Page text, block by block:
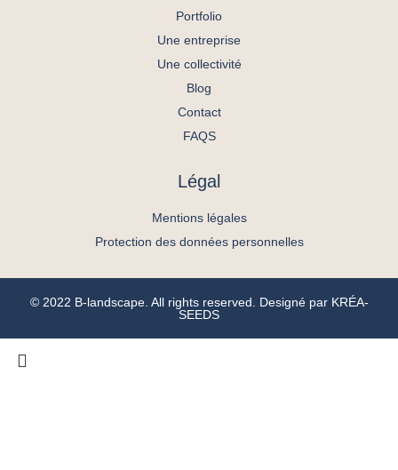
Portfolio
Une entreprise
Une collectivité
Blog
Contact
FAQS
Légal
Mentions légales
Protection des données personnelles
© 2022 B-landscape. All rights reserved. Designé par KRÉA-
SEEDS